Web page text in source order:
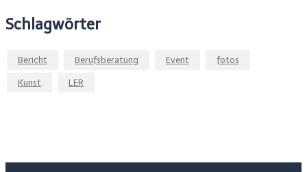
Schlagwörter
Bericht Berufsberatung Event fotos
Kunst LER